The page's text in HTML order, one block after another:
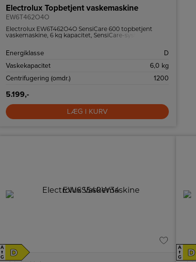
Electrolux Topbetjent vaskemaskine
EW6T462O4O
Electrolux EW6T462O4O SensiCare 600 topbetjent
vaskemaskine, 6 kg kapacitet, SensiCare-system,
Energiklasse
D
Vaskekapacitet
6,0 kg
Centrifugering (omdr.)
1200
5.199,-
LÆG I KURV
A
↑
G
D
A
↑
G
D